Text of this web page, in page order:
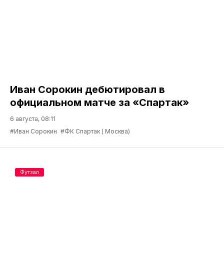
Иван Сорокин дебютировал в
официальном матче за «Спартак»
6 августа, 08:11
#Иван Сорокин #ФК Спартак ( Москва)
Футзал